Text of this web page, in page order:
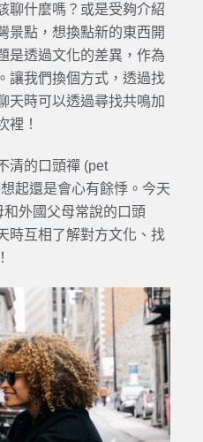
聊什麼嗎？或是受夠介紹
景點，想換點新的東西開
是透過文化的差異，作為
讓我們換個方式，透過找
天時可以透過尋找共鳴加
裡！
清的口頭禪 (pet
起還是會心有餘悸。今天
外國父母常說的口頭
時互相了解對方文化、找